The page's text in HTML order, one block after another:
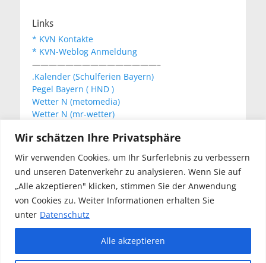
Wir schätzen Ihre Privatsphäre
Wir verwenden Cookies, um Ihr Surferlebnis zu verbessern
und unseren Datenverkehr zu analysieren. Wenn Sie auf
„Alle akzeptieren" klicken, stimmen Sie der Anwendung
von Cookies zu. Weiter Informationen erhalten Sie
unter Datenschutz
Alle akzeptieren
Links
* KVN Kontakte
* KVN-Weblog Anmeldung
———————————————–
.Kalender (Schulferien Bayern)
Pegel Bayern ( HND )
Wetter N (metomedia)
Wetter N (mr-wetter)
KVN Newsletter
Your email: